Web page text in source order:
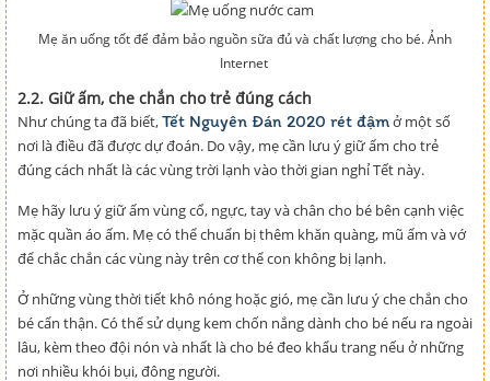
Mẹ ăn uống tốt để đảm bảo nguồn sữa đủ và chất lượng cho bé. Ảnh
Internet
2.2. Giữ ấm, che chắn cho trẻ đúng cách
Như chúng ta đã biết,Tết Nguyên Đán 2020 rét đậmở một số
nơi là điều đã được dự đoán. Do vậy, mẹ cần lưu ý giữ ấm cho trẻ
đúng cách nhất là các vùng trời lạnh vào thời gian nghỉ Tết này.
Mẹ hãy lưu ý giữ ấm vùng cổ, ngực, tay và chân cho bé bên cạnh việc
mặc quần áo ấm. Mẹ có thể chuẩn bị thêm khăn quàng, mũ ấm và vớ
để chắc chắn các vùng này trên cơ thể con không bị lạnh.
Ở những vùng thời tiết khô nóng hoặc gió, mẹ cần lưu ý che chắn cho
bé cẩn thận. Có thể sử dụng kem chốn nắng dành cho bé nếu ra ngoài
lâu, kèm theo đội nón và nhất là cho bé đeo khẩu trang nếu ở những
nơi nhiều khói bụi, đông người.